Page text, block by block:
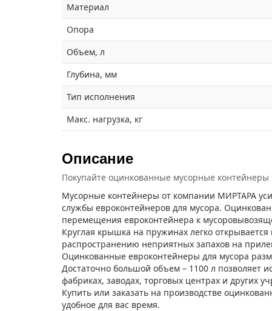
Материал
Опора
Объем, л
Глубина, мм
Тип исполнения
Макс. нагрузка, кг
Описание
Покупайте оцинкованные мусорные
Мусорные контейнеры от компании МИРТАРА
службы евроконтейнеров для мусора.
перемещения евроконтейнера к
Круглая крышка на пружинах легко
распространению неприятных запахов на
Оцинкованные евроконтейнеры для мусора
Достаточно большой объем – 1100 л позволяет
фабриках, заводах, торговых центрах и других
Купить или заказать на производстве
удобное для вас время.